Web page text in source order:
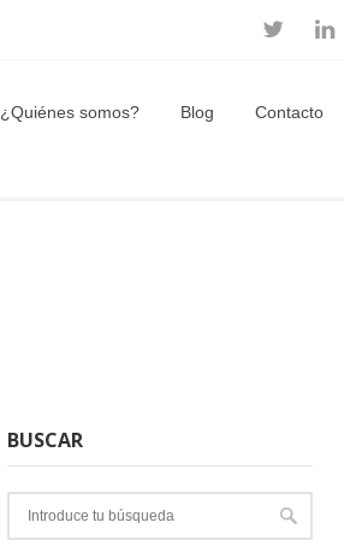
¿Quiénes somos? Blog Contacto
BUSCAR